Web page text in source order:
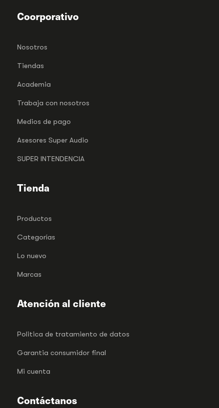
Coorporativo
Nosotros
Tiendas
Academia
Trabaja con nosotros
Medios de pago
Asesores Super Audio
SUPER INTENDENCIA
Tienda
Productos
Categorías
Lo nuevo
Marcas
Atención al cliente
Politica de tratamiento de datos
Garantia consumidor final
Mi cuenta
Contáctanos